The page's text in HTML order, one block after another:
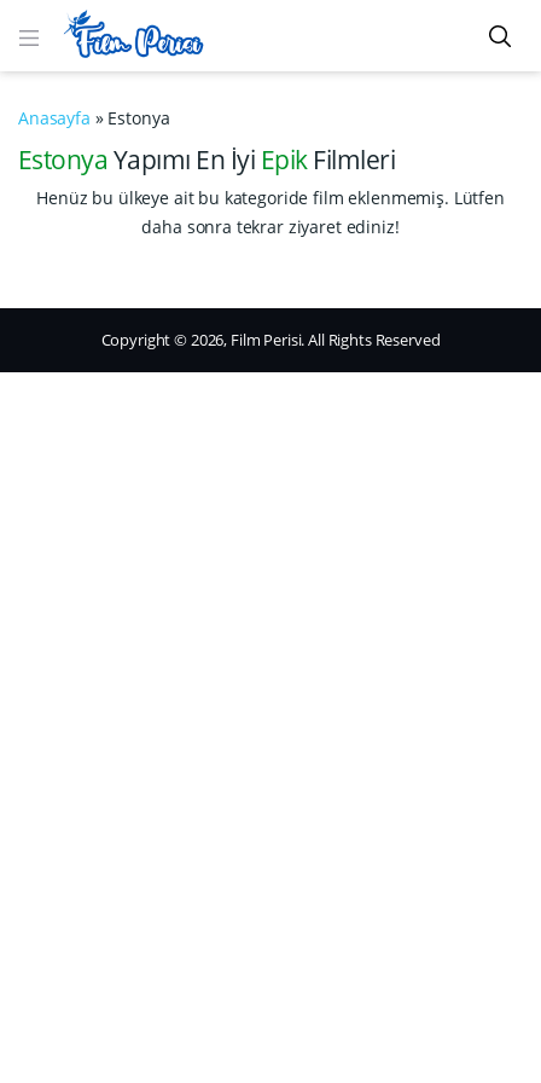
Anasayfa » Estonya
Estonya Yapımı En İyi Epik Filmleri
Henüz bu ülkeye ait bu kategoride film eklenmemiş. Lütfen
daha sonra tekrar ziyaret ediniz!
Copyright © 2026, Film Perisi. All Rights Reserved